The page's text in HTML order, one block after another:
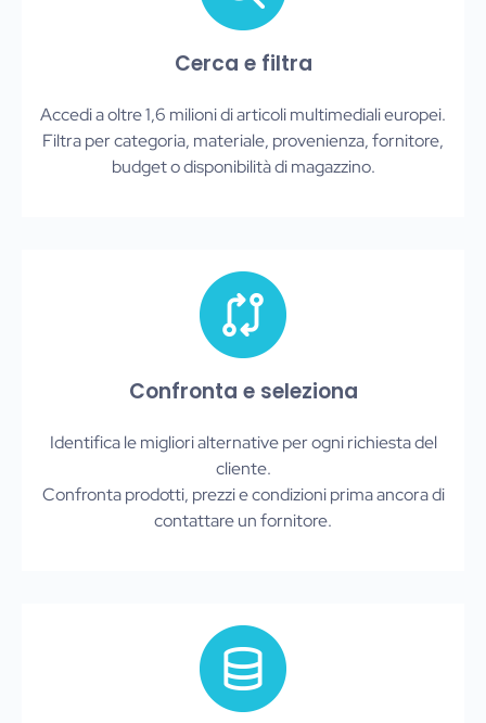
Cerca e filtra
Accedi a oltre 1,6 milioni di articoli multimediali europei.
Filtra per categoria, materiale, provenienza, fornitore,
budget o disponibilità di magazzino.
Confronta e seleziona
Identifica le migliori alternative per ogni richiesta del
cliente.
Confronta prodotti, prezzi e condizioni prima ancora di
contattare un fornitore.